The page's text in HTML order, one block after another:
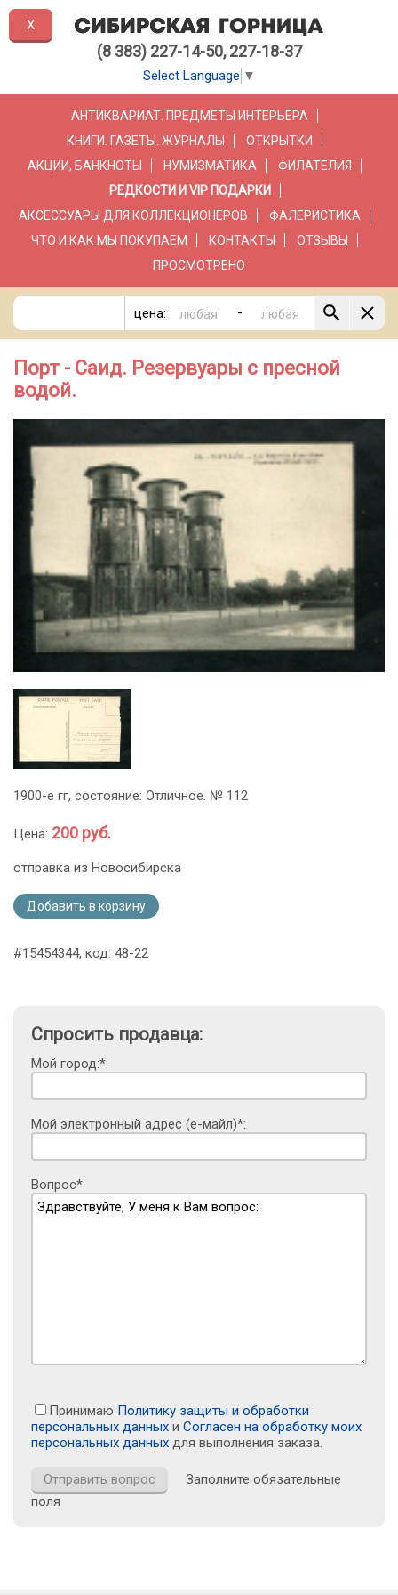
(8 383) 227-14-50, 227-18-37
Select Language ▼
АНТИКВАРИАТ. ПРЕДМЕТЫ ИНТЕРЬЕРА
КНИГИ. ГАЗЕТЫ. ЖУРНАЛЫ
ОТКРЫТКИ
АКЦИИ, БАНКНОТЫ
НУМИЗМАТИКА
ФИЛАТЕЛИЯ
РЕДКОСТИ И VIP ПОДАРКИ
АКСЕССУАРЫ ДЛЯ КОЛЛЕКЦИОНЕРОВ
ФАЛЕРИСТИКА
ЧТО И КАК МЫ ПОКУПАЕМ
КОНТАКТЫ
ОТЗЫВЫ
ПРОСМОТРЕНО
цена: -
Порт - Саид. Резервуары с пресной
водой.
1900-е гг, состояние: Отличное. № 112
Цена: 200 руб.
отправка из Новосибирска
Добавить в корзину
#15454344, код: 48-22
Спросить продавца:
Мой город:*:
Мой электронный адрес (е-майл)*:
Вопрос*:
Принимаю Политику защиты и обработки
персональных данных и Согласен на обработку моих
персональных данных для выполнения заказа.
Заполните обязательные
поля
X